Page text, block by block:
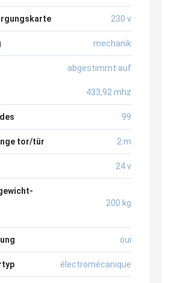
230 v
mechanik
abgestimmt auf
433,92 mhz
99
tor/tür 2 m
24 v
200 kg
oui
électromécanique